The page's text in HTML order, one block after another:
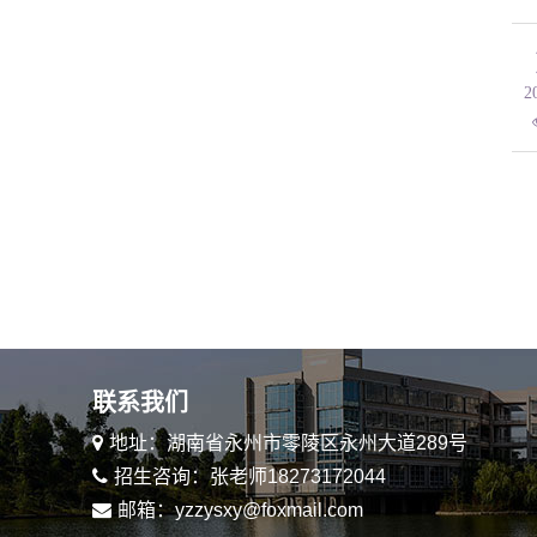
联系我们
地址：湖南省永州市零陵区永州大道289号
招生咨询：张老师18273172044
邮箱：yzzysxy@foxmail.com